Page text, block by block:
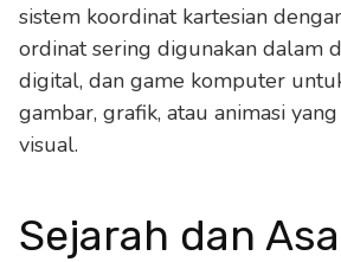
sistem koordinat kartesian
ordinat sering digunakan dalam
digital, dan game komputer
gambar, grafik, atau animasi
visual.
Sejarah dan